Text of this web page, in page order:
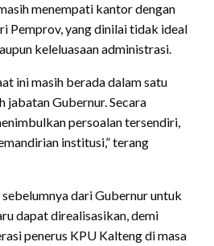
menempati kantor dengan
Pemprov, yang dinilai tidak ideal
keleluasaan administrasi.
ini masih berada dalam satu
jabatan Gubernur. Secara
persoalan tersendiri,
institusi,” terang
dari Gubernur untuk
dapat direalisasikan, demi
penerus KPU Kalteng di masa